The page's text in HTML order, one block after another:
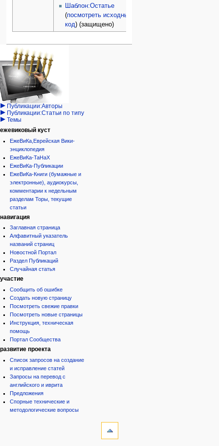
Шаблон:Остатье
(посмотреть исходный
код) (защищено)
Навигация
персональные инструменты
войти
запрос
учётной
записи
категории
Израиль:Страна и
государство
Иудаизм
Народ
Проекты
Проекты/Участники/
дополнения
Публикации:Авторы
Публикации:Статьи по типу
Темы
ежевиковый куст
ЕжеВиКа,Еврейская Вики-
энциклопедия
ЕжеВиКа-ТаНаХ
ЕжеВиКа-Публикации
ЕжеВиКа-Книги (бумажные и
электронные), аудиокурсы,
комментарии к недельным
разделам Торы, текущие
статьи
навигация
Заглавная страница
Алфавитный указатель
названий страниц
Новостной Портал
Раздел Публикаций
Случайная статья
участие
Сообщить об ошибке
Создать новую страницу
Посмотреть свежие правки
Посмотреть новые страницы
Инструкция, техническая
помощь
Портал Сообщества
развитие проекта
Список запросов на создание
и исправление статей
Запросы на перевод с
английского и иврита
Предложения
Спорные технические и
методологические вопросы